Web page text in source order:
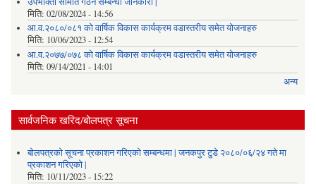
मिति: 02/08/2024 - 14:56
आ.व.२०८०/०८१ को वार्षिक विकास कार्यक्रम वडास्तरीय समेत योजनाहरु
मिति: 10/06/2023 - 12:54
आ.व.२०७७/०७८ को वार्षिक विकास कार्यक्रम वडास्तरीय समेत योजनाहरु
मिति: 09/14/2021 - 14:01
अन्य
सार्वजनिक खरिद/बोलपत्र सूचना
बोलपत्रको सूचना प्रकाशन गरिएको सम्बन्धमा | जनकपुर टुडे २०८०/०६/२४ गते मा
प्रकाशन गरिएको |
मिति: 10/11/2023 - 15:22